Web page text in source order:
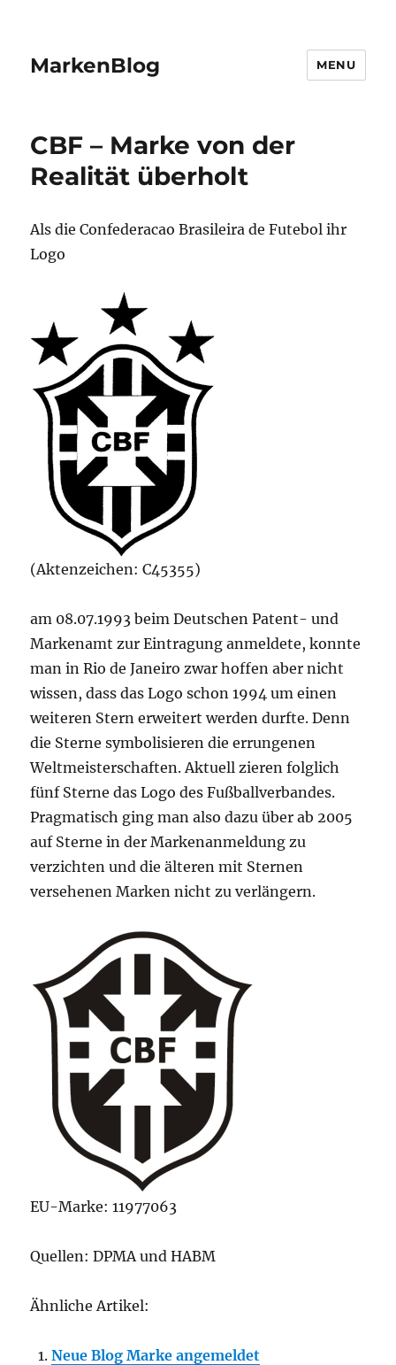
MarkenBlog MENU
CBF – Marke von der
Realität überholt
Als die Confederacao Brasileira de Futebol ihr
Logo
(Aktenzeichen: C45355)
am 08.07.1993 beim Deutschen Patent- und
Markenamt zur Eintragung anmeldete, konnte
man in Rio de Janeiro zwar hoffen aber nicht
wissen, dass das Logo schon 1994 um einen
weiteren Stern erweitert werden durfte. Denn
die Sterne symbolisieren die errungenen
Weltmeisterschaften. Aktuell zieren folglich
fünf Sterne das Logo des Fußballverbandes.
Pragmatisch ging man also dazu über ab 2005
auf Sterne in der Markenanmeldung zu
verzichten und die älteren mit Sternen
versehenen Marken nicht zu verlängern.
EU-Marke: 11977063
Quellen: DPMA und HABM
Ähnliche Artikel:
Neue Blog Marke angemeldet